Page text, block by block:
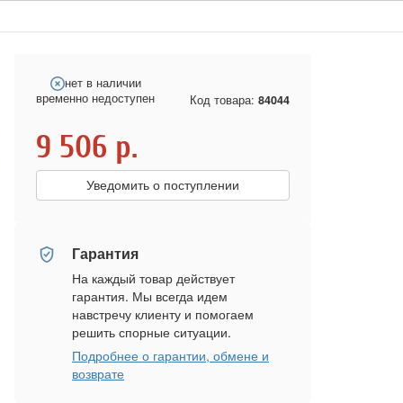
нет в наличии
временно недоступен
Код товара: 84044
9 506 р.
Уведомить о поступлении
Гарантия
На каждый товар действует
гарантия. Мы всегда идем
навстречу клиенту и помогаем
решить спорные ситуации.
Подробнее о гарантии, обмене и
возврате